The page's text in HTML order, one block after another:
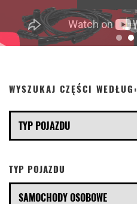
WYSZUKAJ CZĘŚCI WEDŁUG:
TYP POJAZDU